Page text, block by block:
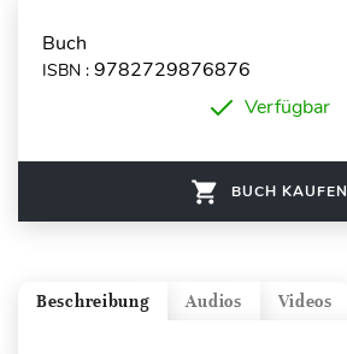
Buch
ISBN : 9782729876876
Verfügbar
BUCH KAUFEN
Videos
Audios
Beschreibung